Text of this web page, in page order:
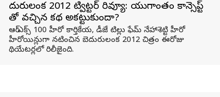
బెదురులంక 2012 ట్విట్టర్ రివ్యూ: యుగాంతం కాన్సెప్ట్
తో వచ్చిన కథ అకట్టుకుందా?
ఆర్ ఎక్స్ 100 హీరో కార్తికేయ, డీజే టిల్లు ఫేమ్ నేహాశెట్టి హీరో
హీరోయిన్లుగా నటించిన బెదురులంక 2012 చిత్రం ఈరోజు
థియేటర్లలో రిలీజైంది.